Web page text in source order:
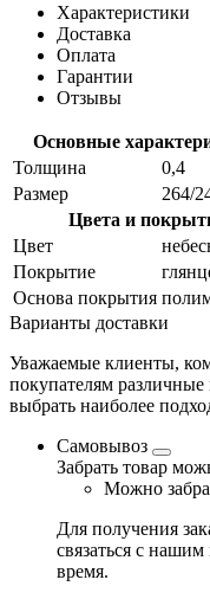
Характеристики
Доставка
Оплата
Гарантии
Отзывы
Основные
Толщина
0,4
Размер
264/
Цвета и
Цвет
Покрытие
Основа покрытия
Варианты доставки
Уважаемые клиенты,
покупателям
выбрать наиболее
Самовывоз
Забрать товар
Можно
Для получения
связаться с
время.